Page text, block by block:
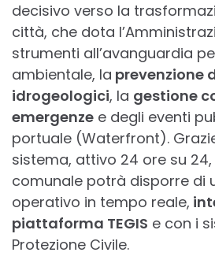
decisivo verso la
città, che dota
strumenti all’avanguardia
ambientale, la prevenzione
idrogeologici, la gestione
emergenze e degli eventi
portuale (Waterfront).
sistema, attivo 24 ore su
comunale potrà disporre di
operativo in tempo reale,
piattaforma TEGIS e con i
Protezione Civile.